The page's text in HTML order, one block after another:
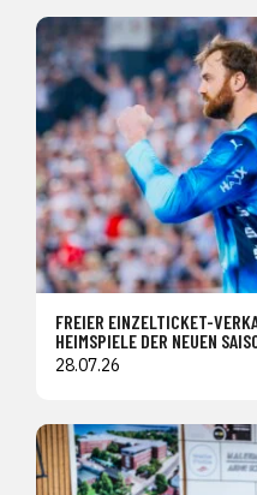
FREIER EINZELTICKET-
HEIMSPIELE DER NEUEN
28.07.26